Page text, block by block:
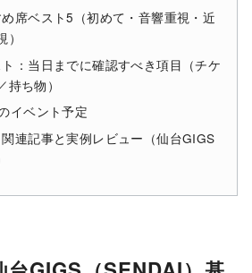
席ベスト5（初めて・音響重視・近
：当日までに確認すべき項目（チケ
ち物）
イベント予定
連記事と実例レビュー（仙台GIGS